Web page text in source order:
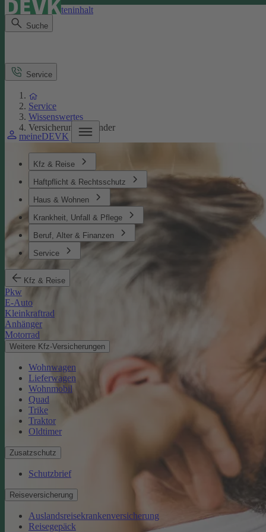
Direkt zum Seiteninhalt
Suche
meineDEVK
Kfz & Reise
Haftpflicht & Rechtsschutz
Haus & Wohnen
Krankheit, Unfall & Pflege
Beruf, Alter & Finanzen
Service
Kfz & Reise
Pkw
E-Auto
Kleinkraftrad
Anhänger
Motorrad
Weitere Kfz-Versicherungen
Wohnwagen
Lieferwagen
Wohnmobil
Quad
Trike
Traktor
Oldtimer
Zusatzschutz
Schutzbrief
Reiseversicherung
Auslandsreisekrankenversicherung
Reisegepäck
Service
Service
Wissenswertes
Versicherungen Kinder